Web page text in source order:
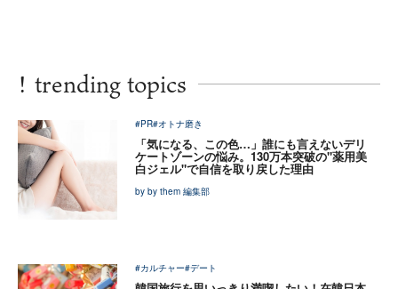
! trending topics
#PR#オトナ磨き
「気になる、この色…」誰にも言えないデリ
ケートゾーンの悩み。130万本突破の"薬用美
白ジェル"で自信を取り戻した理由
by by them 編集部
#カルチャー#デート